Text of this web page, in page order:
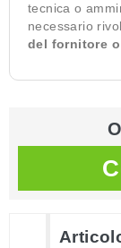
tecnica o
necessario
del fornitore